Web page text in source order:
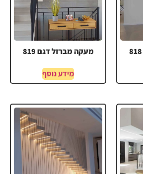
מעקה מברזל דגם 819
מידע נוסף